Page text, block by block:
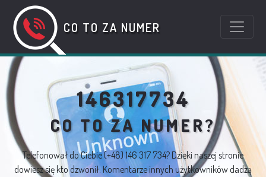
CO TO ZA NUMER
146317734
CO TO ZA NUMER?
Telefonował do Ciebie(+48) 146 317 734? Dzięki naszej stronie
dowiesz się kto dzwonił. Komentarze innych użytkowników dadzą